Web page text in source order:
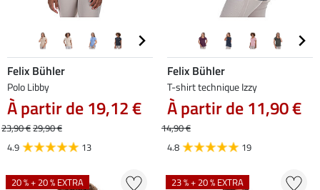
Felix Bühler
Polo Libby
À partir de 19,12 €
23,90 €29,90 €
4.9
13
Felix Bühler
T-shirt technique Izzy
À partir de 11,90 €
14,90 €
4.8
19
20 % + 20 % EXTRA 23 % + 20 % EXTRA